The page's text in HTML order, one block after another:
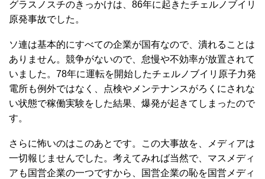
グラスノスチのきっかけは、86年に起きたチェルノブイリ
原発事故でした。
ソ連は基本的にすべての企業が国有なので、潰れることは
ありません。競争がないので、怠慢や不効率が放置されて
いました。78年に運転を開始したチェルノブイリ原子力発
電所も例外ではなく、点検やメンテナンスがろくにされな
い状態で稼働実験をした結果、爆発が起きてしまったので
す。
さらに怖いのはこのあとです。この大事故を、メディアは
一切報じませんでした。考えてみれば当然で、マスメディ
アも国営企業の一つですから、国営企業の恥を国営メディ